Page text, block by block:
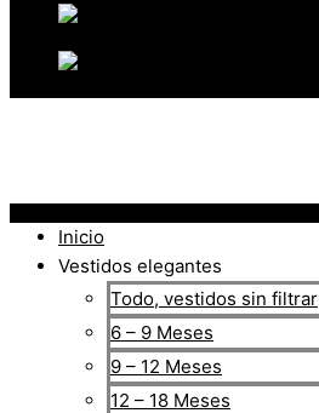
Inicio
Vestidos elegantes
Todo, vestidos sin filtrar
6 – 9 Meses
9 – 12 Meses
12 – 18 Meses